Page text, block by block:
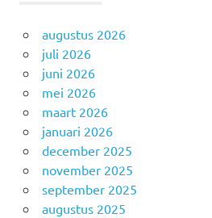
augustus 2026
juli 2026
juni 2026
mei 2026
maart 2026
januari 2026
december 2025
november 2025
september 2025
augustus 2025